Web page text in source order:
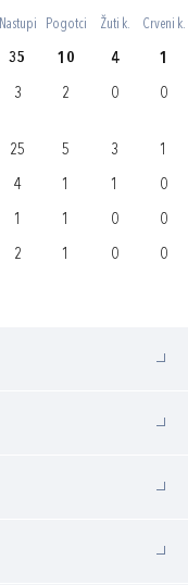
Nastupi Pogotci Žuti k. Crveni k.
35 10 4 1
3 2 0 0
25 5 3 1
4 1 1 0
1 1 0 0
2 1 0 0